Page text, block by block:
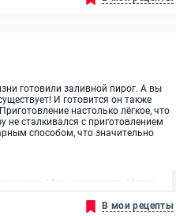
готовили заливной пирог. А вы
И готовится он также
настолько лёгкое, что
не сталкивался с приготовлением
способом, что значительно
свежие, Мука пшеничная, Масло
В мои рецепты